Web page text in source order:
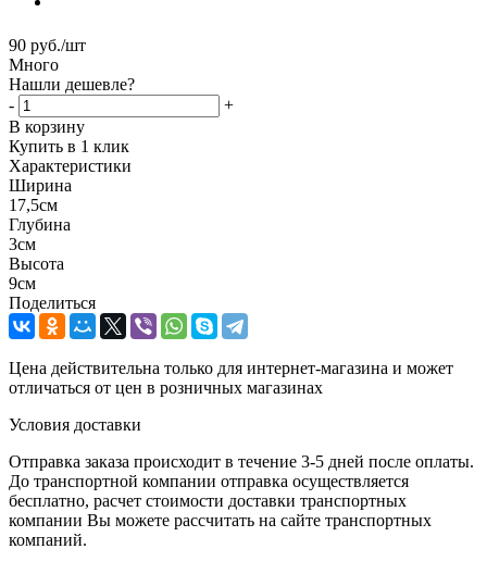
90 руб./шт
Много
Нашли дешевле?
-
+
В корзину
Купить в 1 клик
Характеристики
Ширина
17,5см
Глубина
3см
Высота
9см
Поделиться
Цена действительна только для интернет-магазина и может
отличаться от цен в розничных магазинах
Условия доставки
Отправка заказа происходит в течение 3-5 дней после оплаты.
До транспортной компании отправка осуществляется
бесплатно, расчет стоимости доставки транспортных
компании Вы можете рассчитать на сайте транспортных
компаний.